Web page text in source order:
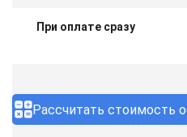
Рассчитать стоимость
При оплате сразу